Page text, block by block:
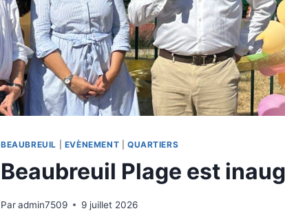
BEAUBREUIL EVÈNEMENT QUARTIERS
Beaubreuil Plage est
Paradmin7509 9 juillet 2026